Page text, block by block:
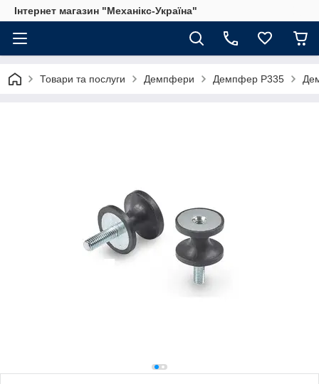
Інтернет магазин "Механікс-Україна"
Товари та послуги Демпфери Демпфер P335